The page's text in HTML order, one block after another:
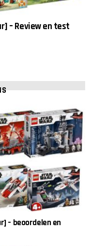
– Review en test
– beoordelen en